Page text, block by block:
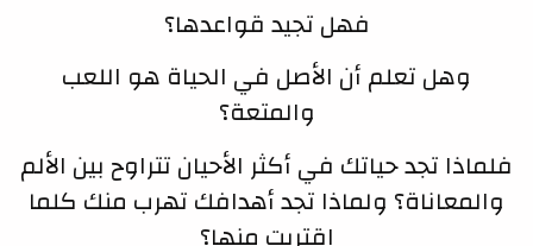
فهل تجيد قواعدها؟
وهل تعلم أن الأصل في الحياة هو اللعب
والمتعة؟
فلماذا تجد حياتك في أكثر الأحيان تتراوح بين الألم
والمعاناة؟ ولماذا تجد أهدافك تهرب منك كلما
اقتربت منها؟